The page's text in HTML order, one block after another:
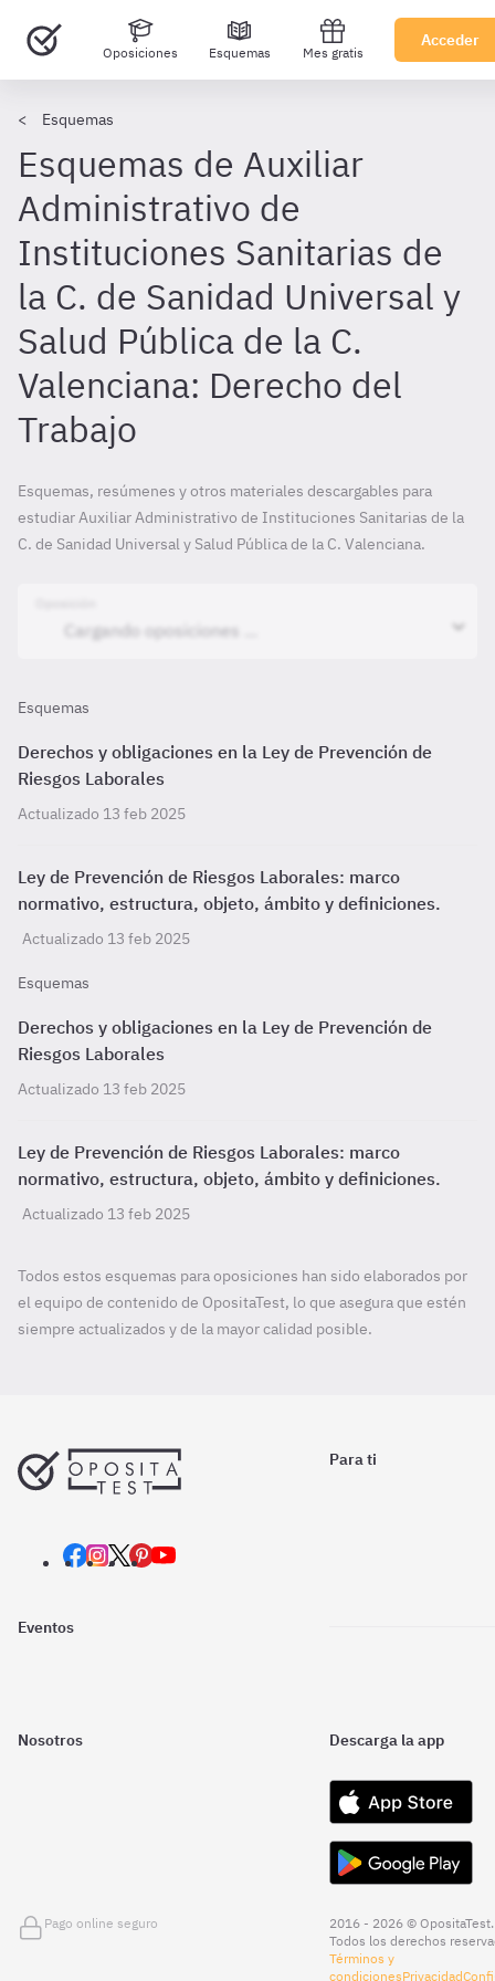
Oposiciones Esquemas Mes gratis
Acceder
Esquemas
Esquemas de Auxiliar
Administrativo de
Instituciones Sanitarias de
la C. de Sanidad Universal y
Salud Pública de la C.
Valenciana: Derecho del
Trabajo
Esquemas, resúmenes y otros materiales descargables para
estudiar Auxiliar Administrativo de Instituciones Sanitarias de la
C. de Sanidad Universal y Salud Pública de la C. Valenciana.
Esquemas
Derechos y obligaciones en la Ley de Prevención de
Riesgos Laborales
Actualizado 13 feb 2025
Ley de Prevención de Riesgos Laborales: marco
normativo, estructura, objeto, ámbito y definiciones.
Actualizado 13 feb 2025
Esquemas
Derechos y obligaciones en la Ley de Prevención de
Riesgos Laborales
Actualizado 13 feb 2025
Ley de Prevención de Riesgos Laborales: marco
normativo, estructura, objeto, ámbito y definiciones.
Actualizado 13 feb 2025
Todos estos esquemas para oposiciones han sido elaborados por
el equipo de contenido de OpositaTest, lo que asegura que estén
siempre actualizados y de la mayor calidad posible.
Para ti
Eventos
Nosotros Descarga la app
Pago online seguro
2016 - 2026 © OpositaTest.
Todos los derechos
Términos y
condicionesPrivacidad